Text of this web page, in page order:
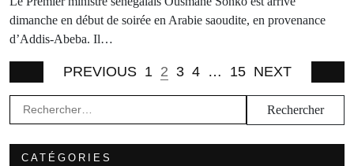
dimanche en début de soirée en Arabie saoudite, en provenance
d’Addis-Abeba. Il…
PREVIOUS 1 2 3 4 … 15 NEXT
Rechercher :
CATÉGORIES